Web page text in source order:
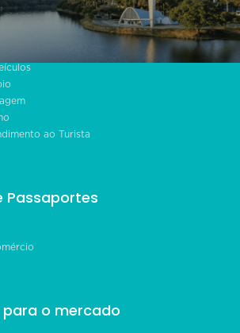
ao Turista
Passaportes
para o mercado